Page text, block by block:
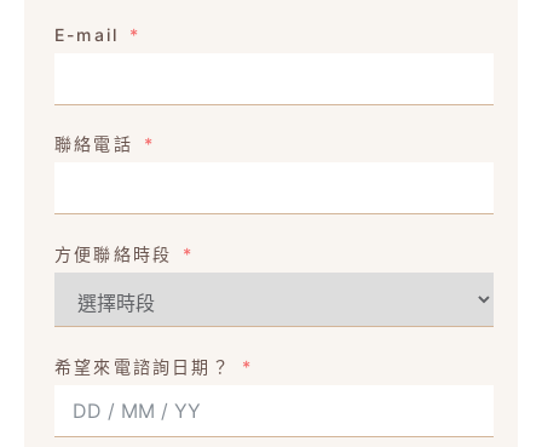
E-mail
聯絡電話
方便聯絡時段
希望來電諮詢日期？